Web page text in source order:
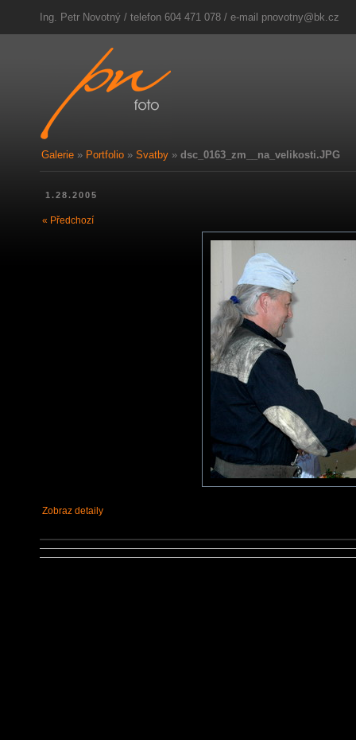
Ing. Petr Novotný / telefon 604 471 078 / e-mail pnovotny@bk.cz
Galerie » Portfolio » Svatby » dsc_0163_zm__na_velikosti.JPG
1.28.2005
« Předchozí
Zobraz detaily